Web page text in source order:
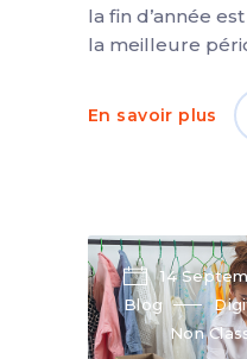
la fin d’année
la meilleure
En savoir plus
14
Blog
Non